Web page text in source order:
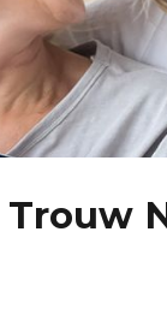
Trouw